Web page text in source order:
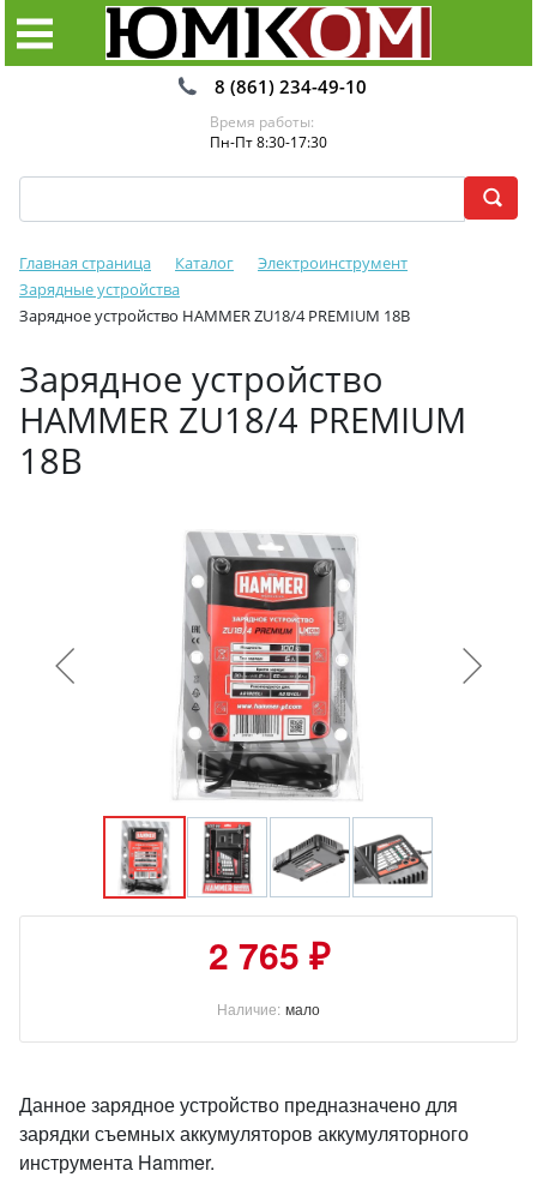
8 (861) 234-49-10
Время работы:
Пн-Пт 8:30-17:30
Главная страница Каталог
Электроинструмент
Зарядные устройства
Зарядное устройство HAMMER ZU18/4 PREMIUM 18В
Зарядное устройство
HAMMER ZU18/4 PREMIUM
18В
2 765 ₽
Наличие: мало
Данное зарядное устройство предназначено для
зарядки съемных аккумуляторов аккумуляторного
инструмента Hammer.